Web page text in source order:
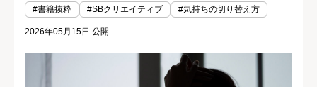
#書籍抜粋 #SBクリエイティブ #気持ちの切り替え方
2026年05月15日 公開